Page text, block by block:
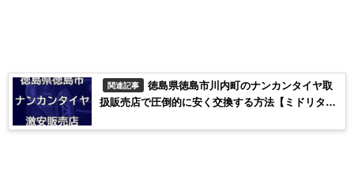
関連記事
徳島県徳島市川内町のナンカンタイヤ取
扱販売店で圧倒的に安く交換する方法【ミドリタイ